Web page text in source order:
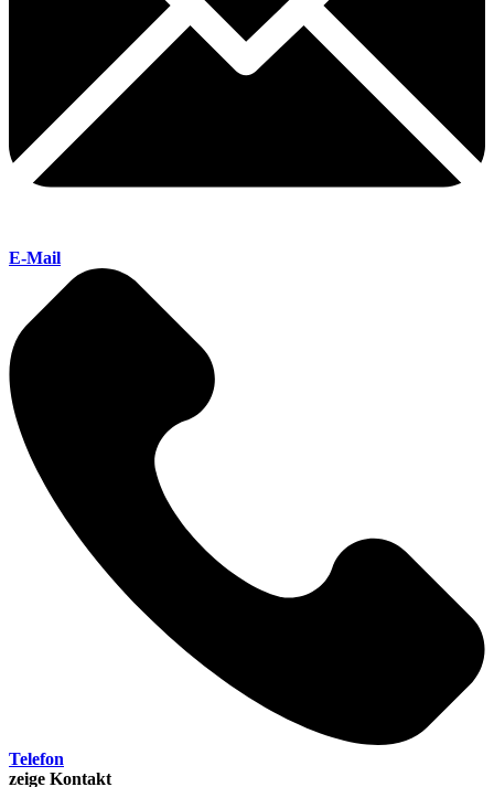
E-Mail
Telefon
zeige Kontakt